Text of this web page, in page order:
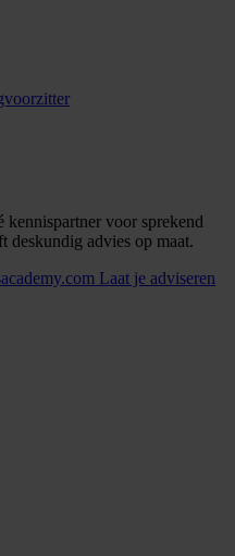
kennispartner voor sprekend
deskundig advies op maat.
Laat je adviseren